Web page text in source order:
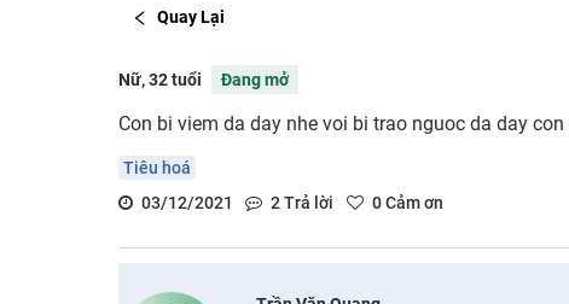
Quay Lại
Nữ, 32 tuổi Đang mở
Con bi viem da day nhe voi bi trao nguoc da day
Tiêu hoá
03/12/2021
2Trả lời 0Cảm ơn